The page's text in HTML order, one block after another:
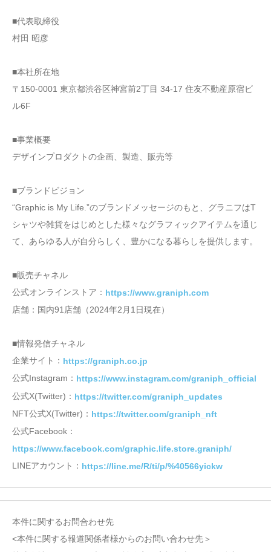
■代表取締役
村田 昭彦
■本社所在地
〒150-0001 東京都渋谷区神宮前2丁目 34-17 住友不動産原宿ビ
ル6F
■事業概要
デザインプロダクトの企画、製造、販売等
■ブランドビジョン
“Graphic is My Life.”のブランドメッセージのもと、グラニフはT
シャツや雑貨をはじめとした様々なグラフィックアイテムを通じ
て、あらゆる人が自分らしく、豊かになる暮らしを提供します。
■販売チャネル
公式オンラインストア： https://www.graniph.com
店舗：国内91店舗（2024年2月1日現在）
■情報発信チャネル
企業サイト： https://graniph.co.jp
公式Instagram： https://www.instagram.com/graniph_official
公式X(Twitter)： https://twitter.com/graniph_updates
NFT公式X(Twitter)： https://twitter.com/graniph_nft
公式Facebook：
https://www.facebook.com/graphic.life.store.graniph/
LINEアカウント： https://line.me/R/ti/p/%40566yickw
本件に関するお問合わせ先
<本件に関する報道関係者様からのお問い合わせ先＞